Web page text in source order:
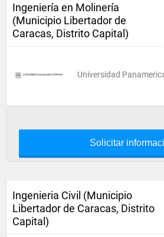
Ingeniería en Molinería
(Municipio Libertador de
Caracas, Distrito Capital)
Universidad
Solicitar
Ingenieria Civil (Municipio
Libertador de Caracas, Distrito
Capital)